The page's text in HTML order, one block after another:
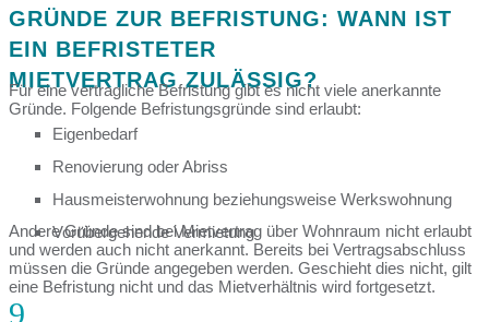
GRÜNDE ZUR BEFRISTUNG: WANN IST
EIN BEFRISTETER
MIETVERTRAG ZULÄSSIG?
Für eine vertragliche Befristung gibt es nicht viele anerkannte
Gründe. Folgende Befristungsgründe sind erlaubt:
Eigenbedarf
Renovierung oder Abriss
Hausmeisterwohnung beziehungsweise Werkswohnung
Vorübergehende Vermietung
Andere Gründe sind bei Mietvertrag über Wohnraum nicht erlaubt
und werden auch nicht anerkannt. Bereits bei Vertragsabschluss
müssen die Gründe angegeben werden. Geschieht dies nicht, gilt
eine Befristung nicht und das Mietverhältnis wird fortgesetzt.
9